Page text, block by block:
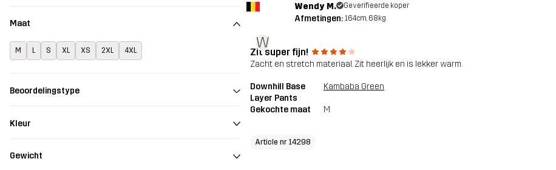
Maat
M L S XL XS 2XL 4XL
Beoordelingstype
Kleur
Gewicht
W
Wendy M. Geverifieerde koper
Afmetingen: 164cm, 68kg
Zit super fijn!
Zacht en stretch materiaal. Zit heerlijk en is lekker warm.
Downhill Base
Layer Pants
Kambaba Green
Gekochte maat M
Article nr 14298